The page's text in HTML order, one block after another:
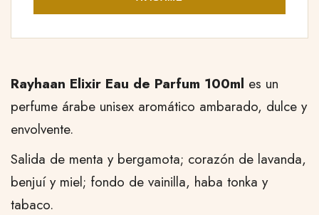
Rayhaan Elixir Eau de Parfum 100ml es un
perfume árabe unisex aromático ambarado, dulce y
envolvente.
Salida de menta y bergamota; corazón de lavanda,
benjuí y miel; fondo de vainilla, haba tonka y
tabaco.